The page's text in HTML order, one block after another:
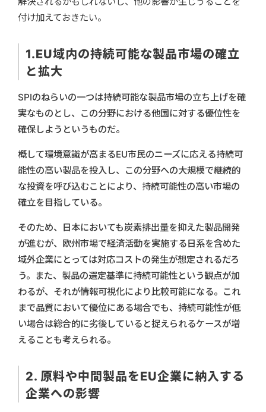
付け加えておきたい。
1.EU域内の持続可能な製品市場の確立
と拡大
SPIのねらいの一つは持続可能な製品市場の立ち上げを確
実なものとし、この分野における他国に対する優位性を
確保しようというものだ。
概して環境意識が高まるEU市民のニーズに応える持続可
能性の高い製品を投入し、この分野への大規模で継続的
な投資を呼び込むことにより、持続可能性の高い市場の
確立を目指している。
そのため、日本においても炭素排出量を抑えた製品開発
が進むが、欧州市場で経済活動を実施する日系を含めた
域外企業にとっては対応コストの発生が想定されるだろ
う。また、製品の選定基準に持続可能性という観点が加
わるが、それが情報可視化により比較可能になる。これ
まで品質において優位にある場合でも、持続可能性が低
い場合は総合的に劣後していると捉えられるケースが増
えることも考えられる。
2. 原料や中間製品をEU企業に納入する
企業への影響